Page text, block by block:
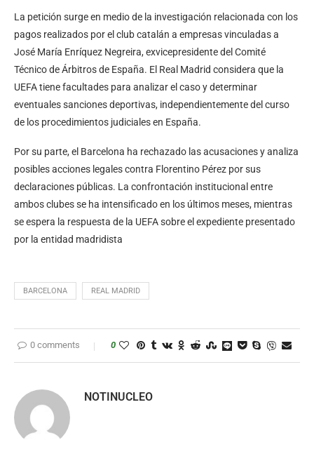
La petición surge en medio de la investigación relacionada con los
pagos realizados por el club catalán a empresas vinculadas a
José María Enríquez Negreira, exvicepresidente del Comité
Técnico de Árbitros de España. El Real Madrid considera que la
UEFA tiene facultades para analizar el caso y determinar
eventuales sanciones deportivas, independientemente del curso
de los procedimientos judiciales en España.
Por su parte, el Barcelona ha rechazado las acusaciones y analiza
posibles acciones legales contra Florentino Pérez por sus
declaraciones públicas. La confrontación institucional entre
ambos clubes se ha intensificado en los últimos meses, mientras
se espera la respuesta de la UEFA sobre el expediente presentado
por la entidad madridista
BARCELONA REAL MADRID
0 comments 0
NOTINUCLEO